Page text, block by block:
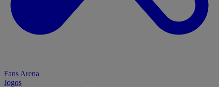
Fans Arena
Jogos